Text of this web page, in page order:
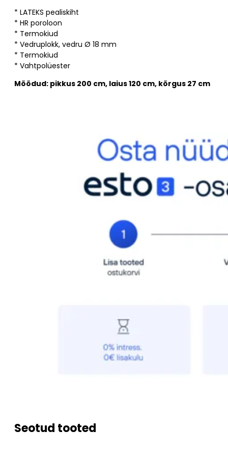
* LATEKS pealiskiht
* HR poroloon
* Termokiud
* Vedruplokk, vedru Ø 18 mm
* Termokiud
* Vahtpolüester
Mõõdud: pikkus 200 cm, laius 120 cm, kõrgus 27 cm
Seotud tooted